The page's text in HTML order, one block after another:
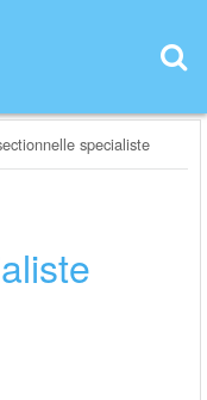
specialiste